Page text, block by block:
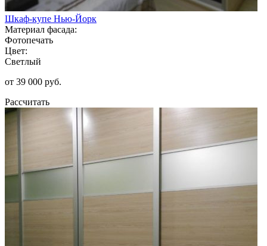
Шкаф-купе Нью-Йорк
Материал фасада:
Фотопечать
Цвет:
Светлый
от 39 000 руб.
Рассчитать